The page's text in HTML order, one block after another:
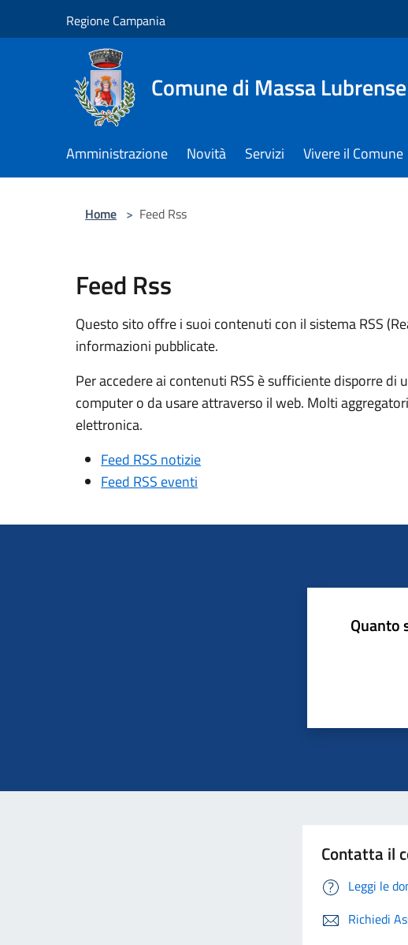
Regione Campania
Comune di Massa Lubrense
Amministrazione Novità Servizi Vivere il Comune
Home > Feed Rss
Feed Rss
Questo sito offre i suoi contenuti con il sistema RSS
informazioni pubblicate.
Per accedere ai contenuti RSS è sufficiente disporre
computer o da usare attraverso il web. Molti
elettronica.
Feed RSS notizie
Feed RSS eventi
Quanto
Contatta il
Leggi le
Richiedi